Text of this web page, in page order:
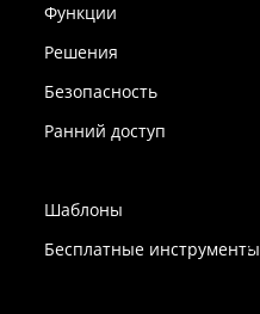
Функции
Решения
Безопасность
Ранний доступ
Шаблоны
Бесплатные инструменты